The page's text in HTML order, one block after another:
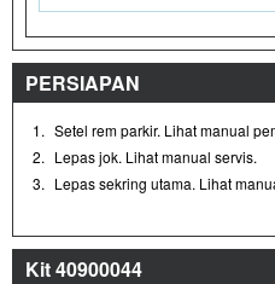
PERSIAPAN
1. Setel rem parkir. Lihat manual
2. Lepas jok. Lihat manual servis.
3. Lepas sekring utama. Lihat
Kit 40900044